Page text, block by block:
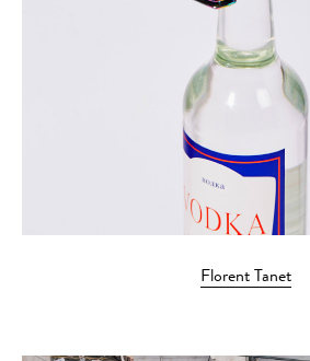
Florent Tanet